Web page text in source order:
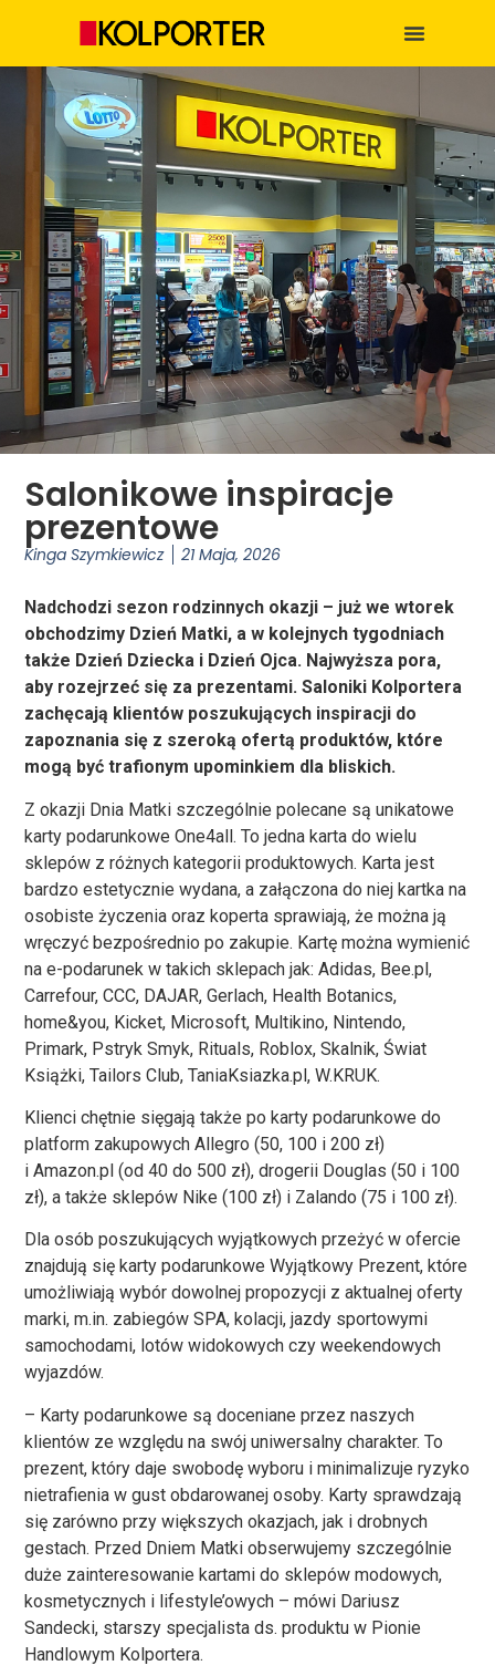
Salonikowe inspiracje
prezentowe
Kinga Szymkiewicz 21 Maja, 2026
Nadchodzi sezon rodzinnych okazji – już we wtorek
obchodzimy Dzień Matki, a w kolejnych tygodniach
także Dzień Dziecka i Dzień Ojca. Najwyższa pora,
aby rozejrzeć się za prezentami. Saloniki Kolportera
zachęcają klientów poszukujących inspiracji do
zapoznania się z szeroką ofertą produktów, które
mogą być trafionym upominkiem dla bliskich.
Z okazji Dnia Matki szczególnie polecane są unikatowe
karty podarunkowe One4all. To jedna karta do wielu
sklepów z różnych kategorii produktowych. Karta jest
bardzo estetycznie wydana, a załączona do niej kartka na
osobiste życzenia oraz koperta sprawiają, że można ją
wręczyć bezpośrednio po zakupie. Kartę można wymienić
na e-podarunek w takich sklepach jak: Adidas, Bee.pl,
Carrefour, CCC, DAJAR, Gerlach, Health Botanics,
home&you, Kicket, Microsoft, Multikino, Nintendo,
Primark, Pstryk Smyk, Rituals, Roblox, Skalnik, Świat
Książki, Tailors Club, TaniaKsiazka.pl, W.KRUK.
Klienci chętnie sięgają także po karty podarunkowe do
platform zakupowych Allegro (50, 100 i 200 zł)
i Amazon.pl (od 40 do 500 zł), drogerii Douglas (50 i 100
zł), a także sklepów Nike (100 zł) i Zalando (75 i 100 zł).
Dla osób poszukujących wyjątkowych przeżyć w ofercie
znajdują się karty podarunkowe Wyjątkowy Prezent, które
umożliwiają wybór dowolnej propozycji z aktualnej oferty
marki, m.in. zabiegów SPA, kolacji, jazdy sportowymi
samochodami, lotów widokowych czy weekendowych
wyjazdów.
– Karty podarunkowe są doceniane przez naszych
klientów ze względu na swój uniwersalny charakter. To
prezent, który daje swobodę wyboru i minimalizuje ryzyko
nietrafienia w gust obdarowanej osoby. Karty sprawdzają
się zarówno przy większych okazjach, jak i drobnych
gestach. Przed Dniem Matki obserwujemy szczególnie
duże zainteresowanie kartami do sklepów modowych,
kosmetycznych i lifestyle’owych – mówi Dariusz
Sandecki, starszy specjalista ds. produktu w Pionie
Handlowym Kolportera.